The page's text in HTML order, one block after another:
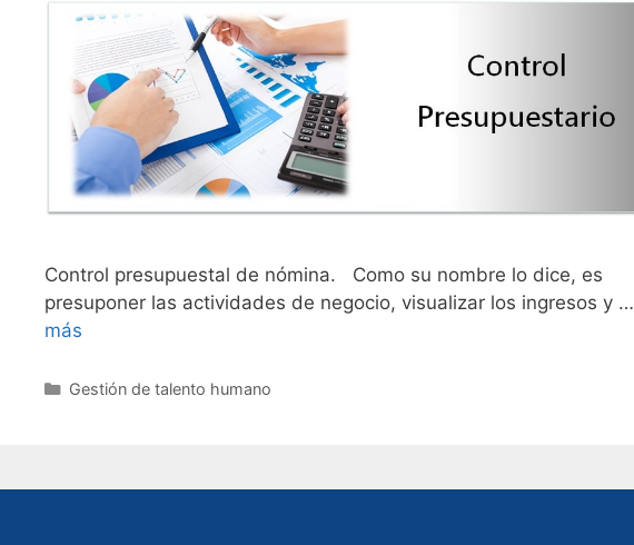
Control presupuestal de nómina. Como su nombre lo dice, es
presuponer las actividades de negocio, visualizar los ingresos y …
más
Categories
Gestión de talento humano